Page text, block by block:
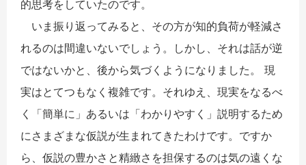
的思考をしていたのです。
いま振り返ってみると、その方が知的負荷が軽減さ
れるのは間違いないでしょう。しかし、それは話が逆
ではないかと、後から気づくようになりました。 現
実はとてつもなく複雑です。それゆえ、現実をなるべ
く「簡単に」あるいは「わかりやすく」説明するため
にさまざまな仮説が生まれてきたわけです。ですか
ら、仮説の豊かさと精緻さを担保するのは気の遠くな